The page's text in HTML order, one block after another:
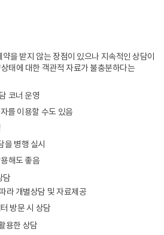
을 받지 않는 장점이 있으나 지속적인 상담이
태에 대한 객관적 자료가 불충분하다는
코너 운영
를 이용할 수도 있음
을 병행 실시
해도 좋음
담
라 개별상담 및 자료제공
방문 시 상담
용한 상담